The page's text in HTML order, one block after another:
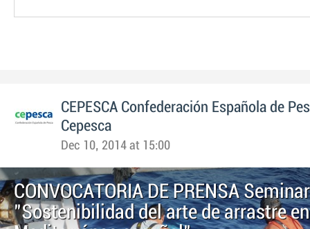
CEPESCA Confederación Española de
Cepesca
Dec 10, 2014 at 15:00
CONVOCATORIA DE PRENSA
"Sostenibilidad del arte de arrastre